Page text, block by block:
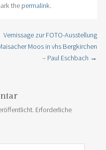
the permalink.
Vernissage zur FOTO-Ausstellung
Moos in vhs Bergkirchen
– Paul Eschbach →
Erforderliche